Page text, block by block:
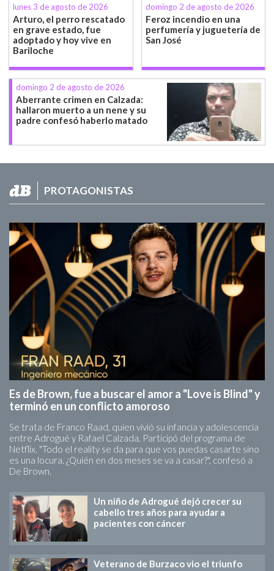
lunes 3 de agosto de 2026
Arturo, el perro rescatado
en grave estado, fue
adoptado y hoy vive en
Bariloche
domingo 2 de agosto de 2026
Feroz incendio en una
perfumería y juguetería de
San José
domingo 2 de agosto de 2026
Aberrante crimen en Calzada:
hallaron muerto a un nene y su
padre confesó haberlo matado
PROTAGONISTAS
Es de Brown, fue a buscar el amor a "Love is Blind" y
terminó en un conflicto amoroso
Se trata de Franco Raad, quien vivió su infancia y adolescencia
entre Adrogué y Rafael Calzada. Participó del programa de
Netflix. "Todo el reality se da para que vos puedas casarte sino
es una locura. ¿Quién en dos meses se va a casar?", confesó a
De Brown.
Un niño de Adrogué dejó crecer su
cabello tres años para ayudar a
pacientes con cáncer
Veterano de Burzaco vio el triunfo